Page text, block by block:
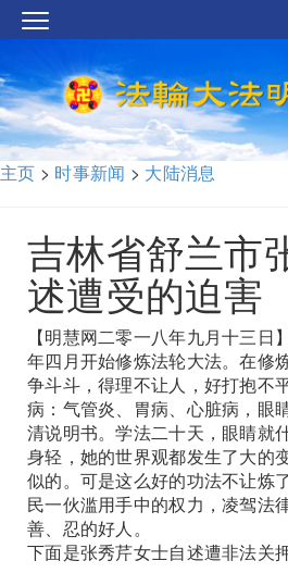
主页 > 时事新闻 > 大陆消息
吉林省舒兰市
述遭受的迫害
【明慧网二零一八年九月十三日
年四月开始修炼法轮大法。在修
争斗斗，得理不让人，好打抱不
病：气管炎、胃病、心脏病，眼
清说明书。学法二十天，眼睛就
身轻，她的世界观都发生了大的
似的。可是这么好的功法不让炼
民一伙滥用手中的权力，凌驾法
善、忍的好人。
下面是张秀芹女士自述遭非法关